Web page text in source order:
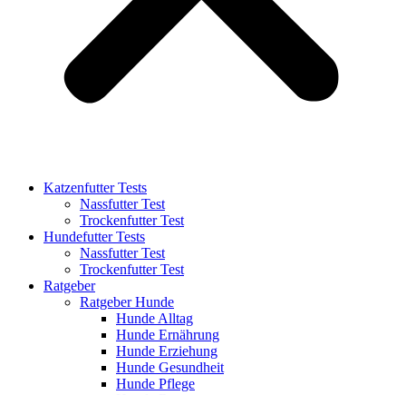
Katzenfutter Tests
Nassfutter Test
Trockenfutter Test
Hundefutter Tests
Nassfutter Test
Trockenfutter Test
Ratgeber
Ratgeber Hunde
Hunde Alltag
Hunde Ernährung
Hunde Erziehung
Hunde Gesundheit
Hunde Pflege